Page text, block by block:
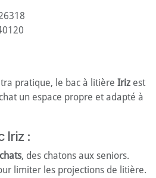
pratique, le bac à litière Iriz est
un espace propre et adapté à
Iriz :
, des chatons aux seniors.
limiter les projections de litière.